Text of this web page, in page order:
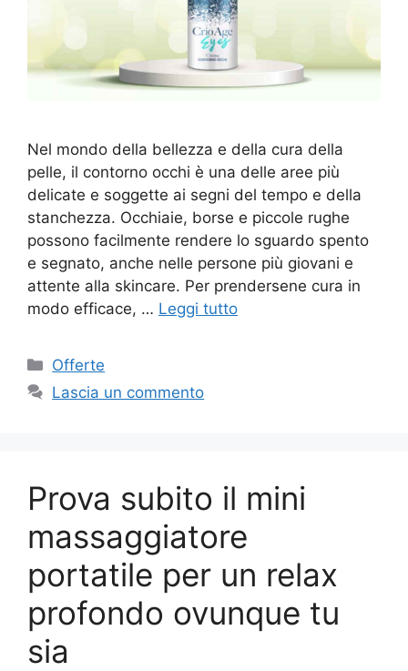
Nel mondo della bellezza e della cura della
pelle, il contorno occhi è una delle aree più
delicate e soggette ai segni del tempo e della
stanchezza. Occhiaie, borse e piccole rughe
possono facilmente rendere lo sguardo spento
e segnato, anche nelle persone più giovani e
attente alla skincare. Per prendersene cura in
modo efficace, … Leggi tutto
Categorie
Offerte
Lascia un commento
Prova subito il mini
massaggiatore
portatile per un relax
profondo ovunque tu
sia